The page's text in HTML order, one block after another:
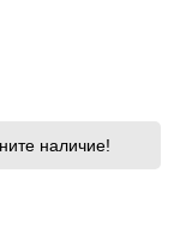
наличие!